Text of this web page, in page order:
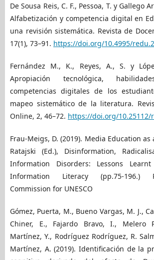
De Sousa Reis, C. F., Pessoa, T. y Gallego
Alfabetización y competencia digital en
una revisión sistemática. Revista de
17(1), 73–91. https://doi.org/10.4995/
Fernández M., K., Reyes, A., S. y
Apropiación tecnológica,
competencias digitales de los
mapeo sistemático de la literatura.
Online, 2, 46–72. https://doi.org/10.25112/
Frau-Meigs, D. (2019). Media Education as
Ratajski (Ed.), Disinformation,
Information Disorders: Lessons
Information Literacy (pp.75-196.)
Commission for UNESCO
Gómez, Puerta, M., Bueno Vargas, M. J.,
Chiner, E., Fajardo Bravo, I., Melero
Martínez, Y., Rodríguez Rodríguez, R.
Martínez, A. (2019). Identificación de la